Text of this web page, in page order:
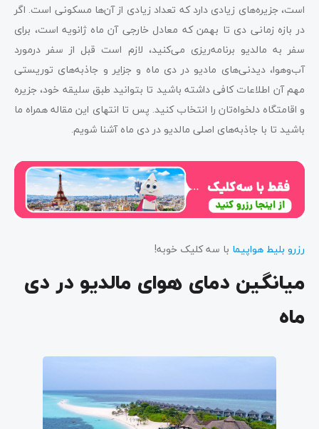
است، جزیره‌های زیادی دارد که تعداد زیادی از آن‌ها مسکونی است. اگر
در بازه زمانی دی تا بهمن که معادل خارجی آن ماه ژانویه است، برای
سفر به مالدیو برنامه‌ریزی می‌کنید، لازم است قبل از سفر درمورد
آب‌وهوا، دیدنی‌های مادیو در دی ماه و جزایر و جاذبه‌های توریستی
مهم آن اطلاعات کافی داشته باشید تا بتوانید طبق سلیقه خود، جزیره
و اقامتگاه دلخواه‌تان را انتخاب کنید. پس تا انتهای این مقاله همراه ما
باشید تا با جاذبه‌های اصلی مالدیو در دی ماه آشنا شویم.
رزرو بلیط هواپیما با سه کلیک خوبه!
میانگین دمای هوای مالدیو در دی
ماه